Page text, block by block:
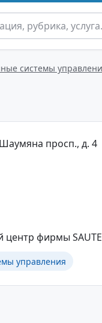
системы
просп., д. 4
фирмы
управления